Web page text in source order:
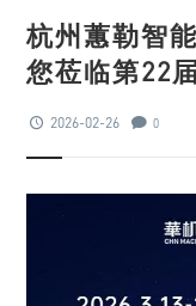
杭州蕙勒智
您莅临第22
2026-02-26 0